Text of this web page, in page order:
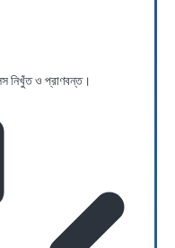
নিখুঁত ও প্রাণবন্ত।